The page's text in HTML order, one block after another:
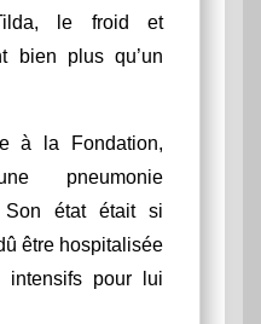
le froid et
bien plus qu’un
à la Fondation,
pneumonie
Son état était si
être hospitalisée
intensifs pour lui